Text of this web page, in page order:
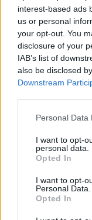
interest-based ads
us or personal
your opt-out. You
disclosure of your
IAB’s list of
also be disclosed
Downstream
Personal Data
I want to opt-
personal data.
Opted In
I want to opt-
Personal Data.
Opted In
Krimi
při
30